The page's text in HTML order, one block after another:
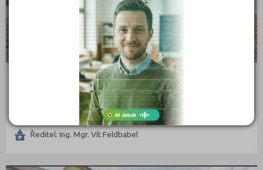
Katolické gymnázium Třebíč
Otmarova 30/22, 67401 Třebíč
Ředitel: Ing. Mgr. Vít Feldbabel